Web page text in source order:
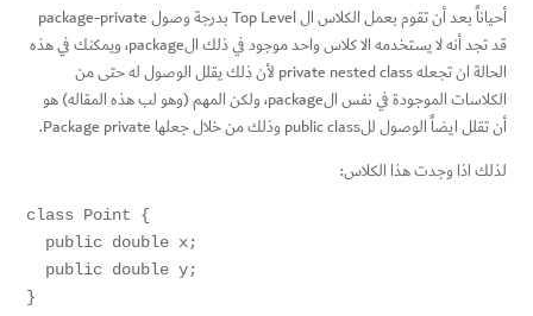
أحياناً بعد أن تقوم بعمل الكلاس ال Top Level بدرجة وصول package-private
قد تجد أنه لا يستخدمه الا كلاس واحد موجود في ذلك الpackage، ويمكنك في هذه
الحالة ان تجعله private nested class لأن ذلك يقلل الوصول له حتى من
الكلاسات الموجودة في نفس الpackage، ولكن المهم (وهو لب هذه المقاله) هو
أن تقلل ايضاً الوصول للpublic class وذلك من خلال جعلها Package private.
لذلك اذا وجدت هذا الكلاس:
class Point {
}